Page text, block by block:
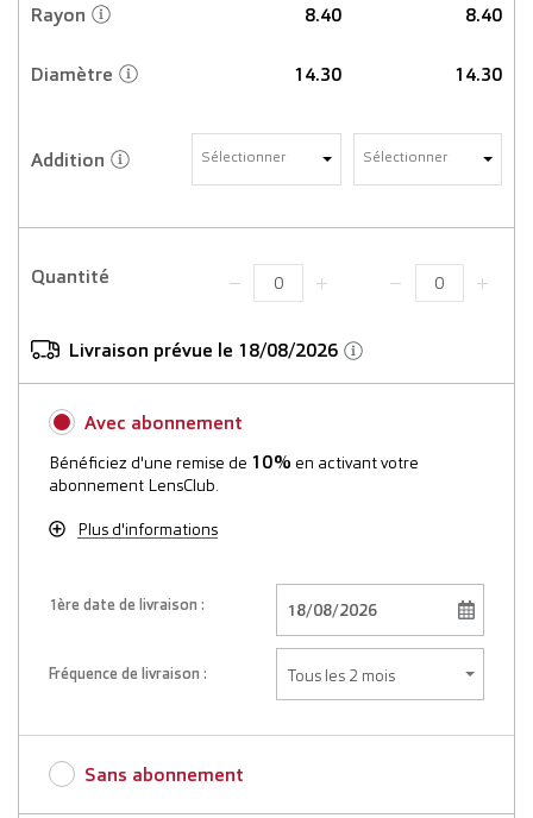
Rayon 8.40 8.40
Diamètre 14.30 14.30
Addition Sélectionner Sélectionner
Quantité
Livraison prévue le 18/08/2026
Avec abonnement
Bénéficiez d'une remise de 10% en activant votre
abonnement LensClub.
Plus d'informations
1ère date de livraison :
Fréquence de livraison :
Sans abonnement